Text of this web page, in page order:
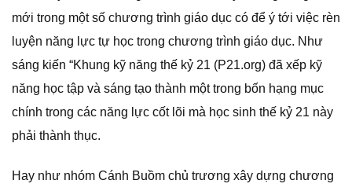
mới trong một số chương trình giáo dục có để ý tới việc rèn
luyện năng lực tự học trong chương trình giáo dục. Như
sáng kiến “Khung kỹ năng thế kỷ 21 (P21.org) đã xếp kỹ
năng học tập và sáng tạo thành một trong bốn hạng mục
chính trong các năng lực cốt lõi mà học sinh thế kỷ 21 này
phải thành thục.
Hay như nhóm Cánh Buồm chủ trương xây dựng chương